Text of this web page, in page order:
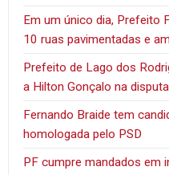
Em um único dia, Prefeito
10 ruas pavimentadas e
Prefeito de Lago dos
a Hilton Gonçalo na
Fernando Braide tem
homologada pelo PSD
PF cumpre mandados em